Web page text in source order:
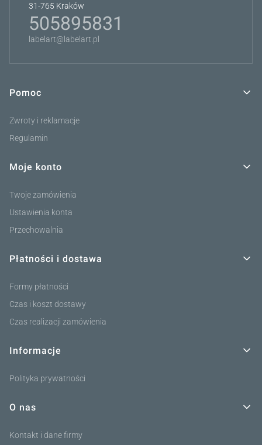
31-765 Kraków
505895831
labelart@labelart.pl
Linki w stopce
Pomoc
Zwroty i reklamacje
Regulamin
Moje konto
Twoje zamówienia
Ustawienia konta
Przechowalnia
Płatności i dostawa
Formy płatności
Czas i koszt dostawy
Czas realizacji zamówienia
Informacje
Polityka prywatności
O nas
Kontakt i dane firmy